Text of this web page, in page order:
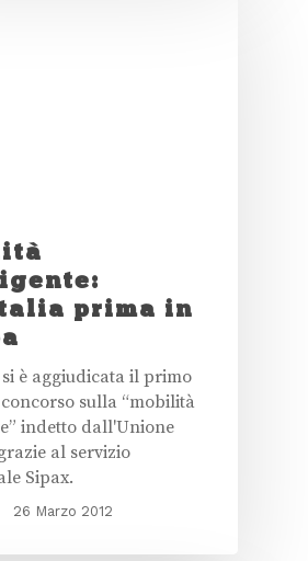
prima in
è aggiudicata il primo
sulla “mobilità
indetto dall'Unione
al servizio
Sipax.
26 Marzo 2012